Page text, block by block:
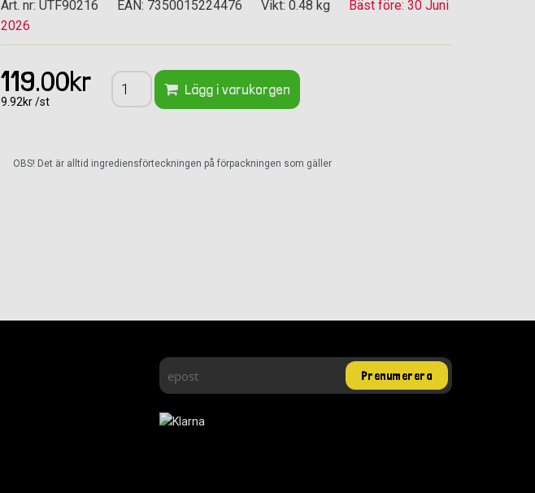
Art. nr: UTF90216 EAN: 7350015224476 Vikt: 0.48 kg
Bäst före: 30 Juni
2026
119.00kr
9.92kr /st
Lägg i varukorgen
OBS! Det är alltid ingrediensförteckningen på förpackningen som gäller